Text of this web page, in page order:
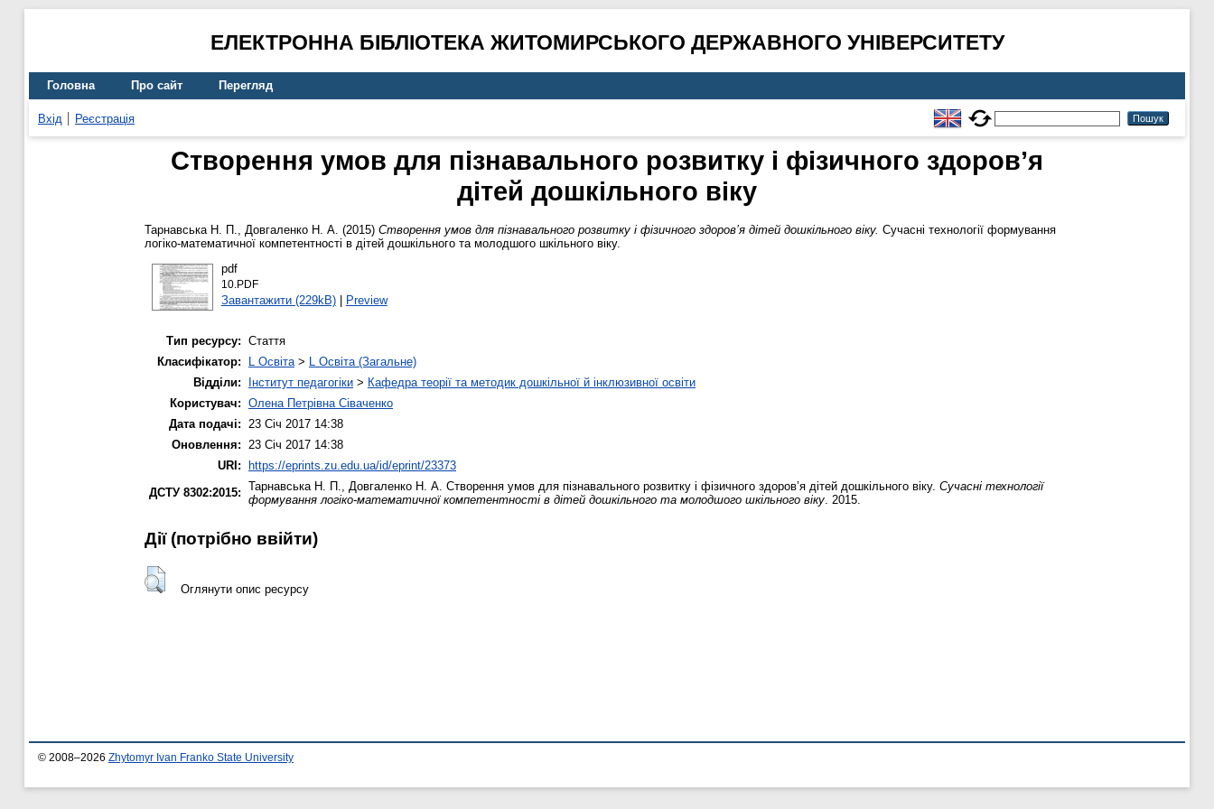
ЕЛЕКТРОННА БІБЛІОТЕКА ЖИТОМИРСЬКОГО ДЕРЖАВНОГО УНІВЕРСИТЕТУ
Головна Про сайт Перегляд
Вхід Реєстрація
Створення умов для пізнавального розвитку і фізичного здоров’я
дітей дошкільного віку
Тарнавська Н. П., Довгаленко Н. А. (2015) Створення умов для пізнавального розвитку і фізичного здоров’я дітей дошкільного віку. Сучасні технології формування
логіко-математичної компетентності в дітей дошкільного та молодшого шкільного віку.
pdf
10.PDF
Завантажити (229kB)| Preview
Тип ресурсу: Стаття
Класифікатор:
L Освіта> L Освіта (Загальне)
Відділи:
Інститут педагогіки > Кафедра теорії та методик дошкільної й інклюзивної освіти
Користувач: Олена Петрівна Сіваченко
Дата подачі: 23 Січ 2017 14:38
Оновлення: 23 Січ 2017 14:38
URI:
https://eprints.zu.edu.ua/id/eprint/23373
ДСТУ 8302:2015: Тарнавська Н. П., Довгаленко Н. А. Створення умов для пізнавального розвитку і фізичного здоров’я дітей дошкільного віку. Сучасні технології
формування логіко-математичної компетентності в дітей дошкільного та молодшого шкільного віку. 2015.
Дії ​​(потрібно ввійти)
Оглянути опис ресурсу
© 2008–2026 Zhytomyr Ivan Franko State University